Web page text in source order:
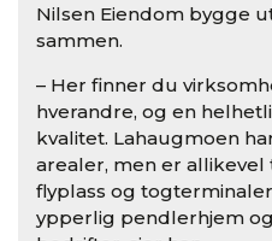
Nilsen Eiendom bygge
sammen.
– Her finner du
hverandre, og en
kvalitet. Lahaugmoen
arealer, men er allikevel
flyplass og
ypperlig pendlerhjem